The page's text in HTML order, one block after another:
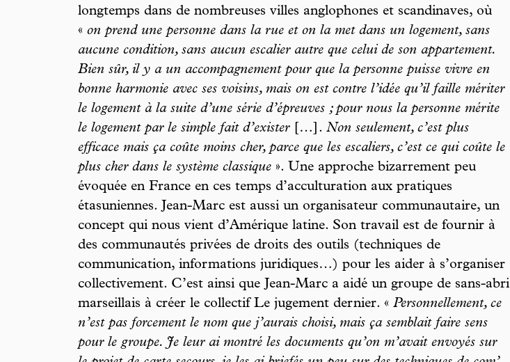
longtemps dans de nombreuses villes anglophones et scandinaves, où
« on prend une personne dans la rue et on la met dans un logement, sans
aucune condition, sans aucun escalier autre que celui de son appartement.
Bien sûr, il y a un accompagnement pour que la personne puisse vivre en
bonne harmonie avec ses voisins, mais on est contre l’idée qu’il faille mériter
le logement à la suite d’une série d’épreuves ; pour nous la personne mérite
le logement par le simple fait d’exister[…]. Non seulement, c’est plus
efficace mais ça coûte moins cher, parce que les escaliers, c’est ce qui coûte le
plus cher dans le système classique ». Une approche bizarrement peu
évoquée en France en ces temps d’acculturation aux pratiques
étasuniennes. Jean-Marc est aussi un organisateur communautaire, un
concept qui nous vient d’Amérique latine. Son travail est de fournir à
des communautés privées de droits des outils (techniques de
communication, informations juridiques…) pour les aider à s’organiser
collectivement. C’est ainsi que Jean-Marc a aidé un groupe de sans-abri
marseillais à créer le collectif Le jugement dernier. « Personnellement, ce
n’est pas forcement le nom que j’aurais choisi, mais ça semblait faire sens
pour le groupe. Je leur ai montré les documents qu’on m’avait envoyés sur